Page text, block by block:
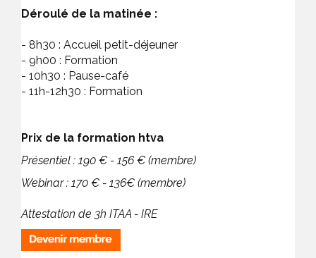
Déroulé de la matinée :
- 8h30 : Accueil petit-déjeuner
- 9h00 : Formation
- 10h30 : Pause-café
- 11h-12h30 : Formation
Prix de la formation htva
Présentiel : 190 € - 156 € (membre)
Webinar : 170 € - 136€ (membre)
Attestation de 3h ITAA - IRE